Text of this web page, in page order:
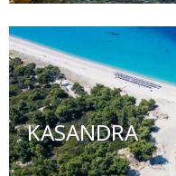
KASANDRA